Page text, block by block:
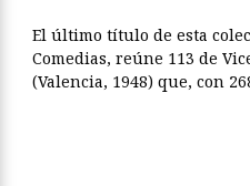
El último título de esta
Comedias, reúne 113 de
(Valencia, 1948) que, con